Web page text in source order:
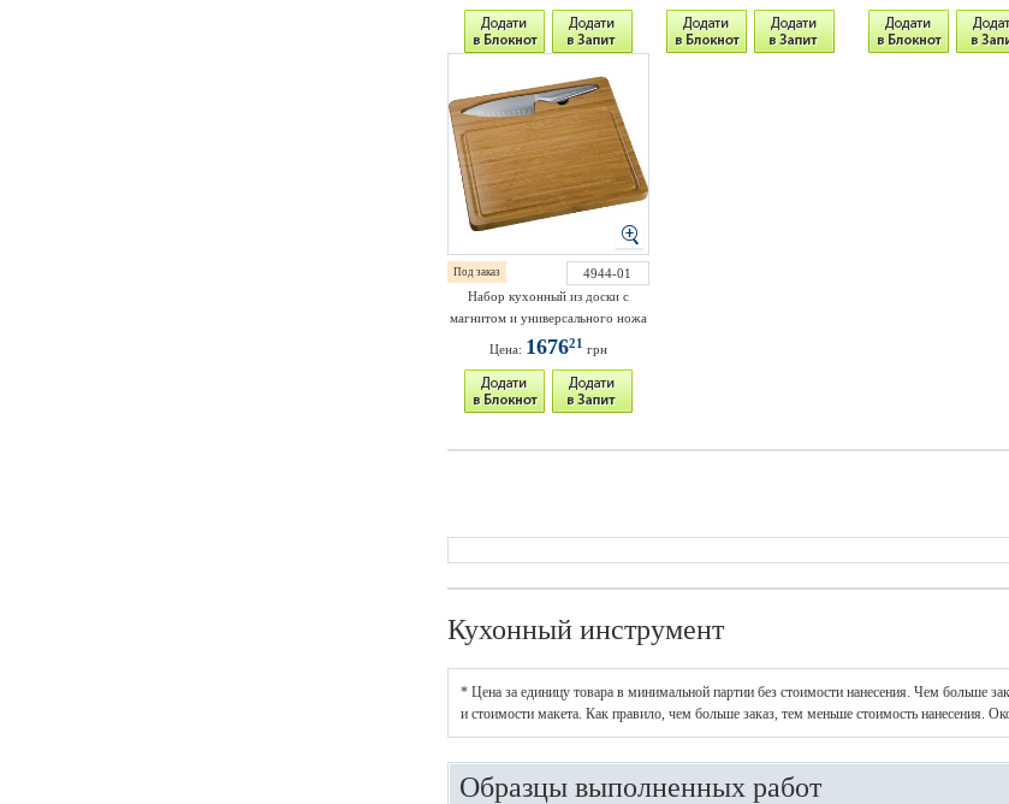
Под заказ
4944-01
Набор кухонный из доски с
магнитом и универсального ножа
Цена: 167621 грн
Кухонный инструмент
* Цена за единицу товара в минимальной партии без стоимости нанесения. Чем больше
и стоимости макета. Как правило, чем больше заказ, тем меньше стоимость нанесения.
Образцы выполненных работ